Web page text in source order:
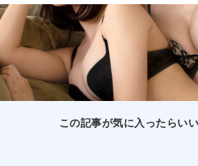
この記事が気に入ったらい